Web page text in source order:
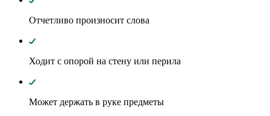
Отчетливо произносит слова
Ходит с опорой на стену или перила
Может держать в руке предметы